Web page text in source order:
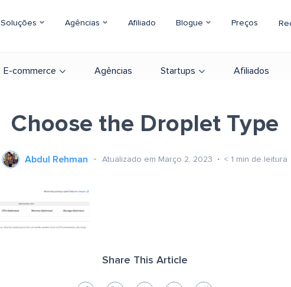
Soluções Agências Afiliado Blogue Preços
E-commerce Agências Startups Afiliados
Choose the Droplet Type
Abdul Rehman Atualizado em Março 2, 2023 < 1 min de leitura
Share This Article